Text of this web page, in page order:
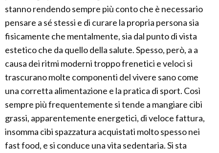
stanno rendendo sempre più conto che è necessario
pensare a sé stessi e di curare la propria persona sia
fisicamente che mentalmente, sia dal punto di vista
estetico che da quello della salute. Spesso, però, a a
causa dei ritmi moderni troppo frenetici e veloci si
trascurano molte componenti del vivere sano come
una corretta alimentazione e la pratica di sport. Così
sempre più frequentemente si tende a mangiare cibi
grassi, apparentemente energetici, di veloce fattura,
insomma cibi spazzatura acquistati molto spesso nei
fast food, e si conduce una vita sedentaria. Si sta